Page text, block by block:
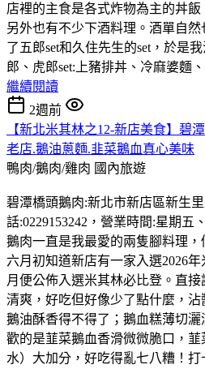
店裡的主食是各式炸物為主的丼飯
另外也有不少下酒料理。酒單自
了五郎set和久住先生的set，於是
郎、虎郎set:上豬排丼、冷麻婆麵
繼續閱讀
2週前
【新北米其林之12-新店美食】碧
老店.鵝油蔥麵.韭菜鵝血真心美味
鴨肉/鵝肉/雞肉 國內旅遊
碧潭橋頭鵝肉:新北市新店區新生
話:0229153242，營業時間:星期五
鵝肉一直是我最愛的兩隻腳料理
六月初知道新店有一家入選2026
月便公佈入選米其林必比登。直
清爽，好吃但好像少了點什麼，
鵝油酥香得不得了；鵝血糕薄切
歡的是韮菜鵝血香滑微微脆口，
水）大加分，好吃得亂七八糟！